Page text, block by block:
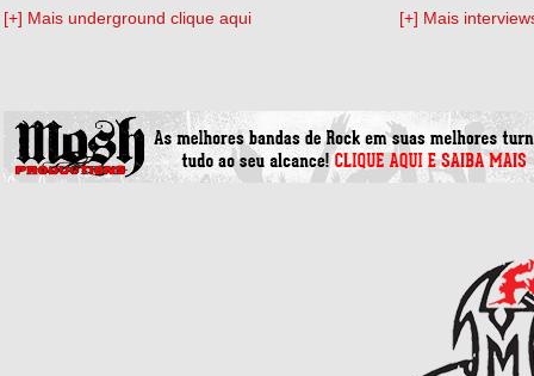
[+] Mais underground clique aqui [+] Mais